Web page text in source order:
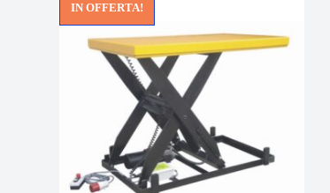
IN OFFERTA!